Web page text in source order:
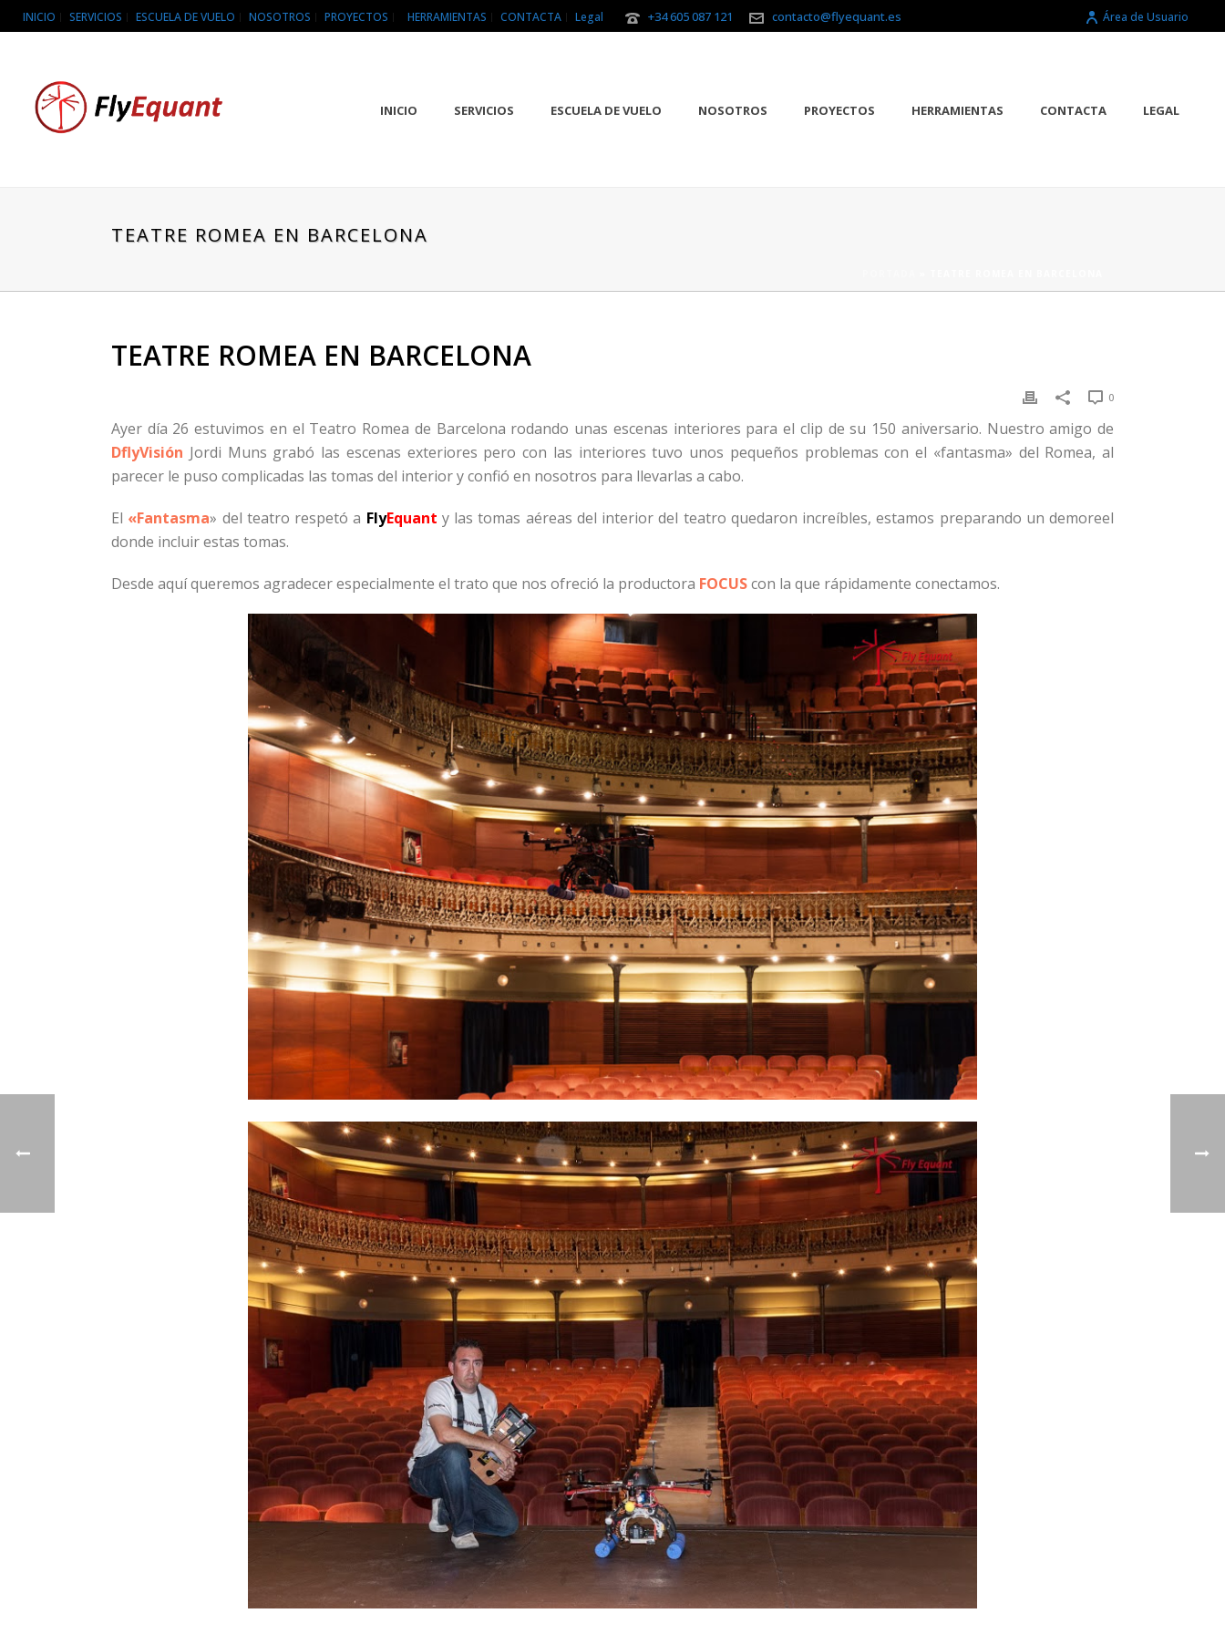
INICIO SERVICIOS ESCUELA DE VUELO NOSOTROS PROYECTOS HERRAMIENTAS CONTACTA Legal +34 605 087 121 contacto@flyequant.es Área de Usuario
INICIO SERVICIOS ESCUELA DE VUELO NOSOTROS PROYECTOS HERRAMIENTAS CONTACTA LEGAL
TEATRE ROMEA EN BARCELONA
TEATRE ROMEA EN BARCELONA
0
Ayer día 26 estuvimos en el Teatro Romea de Barcelona rodando unas escenas interiores para el clip de su 150 aniversario. Nuestro amigo de
DflyVisión Jordi Muns grabó las escenas exteriores pero con las interiores tuvo unos pequeños problemas con el «fantasma» del Romea, al
parecer le puso complicadas las tomas del interior y confió en nosotros para llevarlas a cabo.
El «Fantasma» del teatro respetó a FlyEquant y las tomas aéreas del interior del teatro quedaron increíbles, estamos preparando un demoreel
donde incluir estas tomas.
Desde aquí queremos agradecer especialmente el trato que nos ofreció la productora FOCUScon la que rápidamente conectamos.